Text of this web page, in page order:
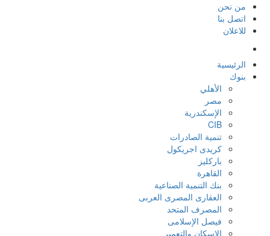
من نحن
اتصل بنا
للاعلان
الرئيسية
بنوك
الأهلي
مصر
الإسكندرية
CIB
تنمية الصادرات
كريدى اجريكول
باركليز
القاهرة
بنك التنمية الصناعية
العقارى المصرى العربى
المصرف المتحد
فيصل الإسلامى
الإسكان والتعمير